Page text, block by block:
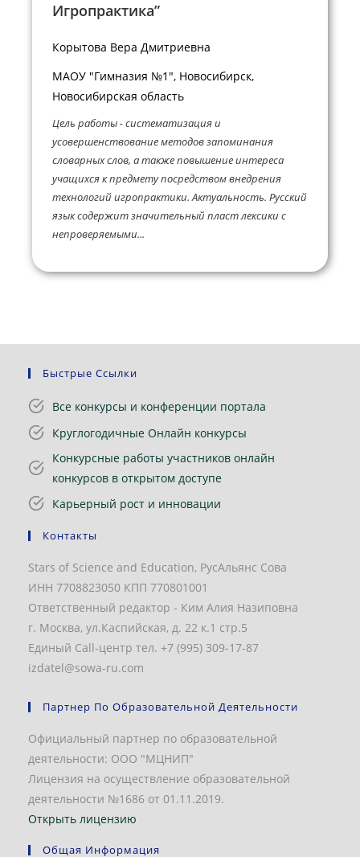
Игропрактика”
Корытова Вера Дмитриевна
МАОУ "Гимназия №1", Новосибирск,
Новосибирская область
Цель работы - систематизация и
усовершенствование методов запоминания
словарных слов, а также повышение интереса
учащихся к предмету посредством внедрения
технологий игропрактики. Актуальность. Русский
язык содержит значительный пласт лексики с
непроверяемыми...
Быстрые Ссылки
Все конкурсы и конференции портала
Круглогодичные Онлайн конкурсы
Конкурсные работы участников онлайн
конкурсов в открытом доступе
Карьерный рост и инновации
Контакты
Stars of Science and Education, РусАльянс Сова
ИНН 7708823050 КПП 770801001
Ответственный редактор - Ким Алия Назиповна
г. Москва, ул.Каспийская, д. 22 к.1 стр.5
Единый Call-центр тел. +7 (995) 309-17-87
izdatel@sowa-ru.com
Партнер По Образовательной Деятельности
Официальный партнер по образовательной
деятельности: ООО "МЦНИП"
Лицензия на осуществление образовательной
деятельности №1686 от 01.11.2019.
Открыть лицензию
Общая Информация